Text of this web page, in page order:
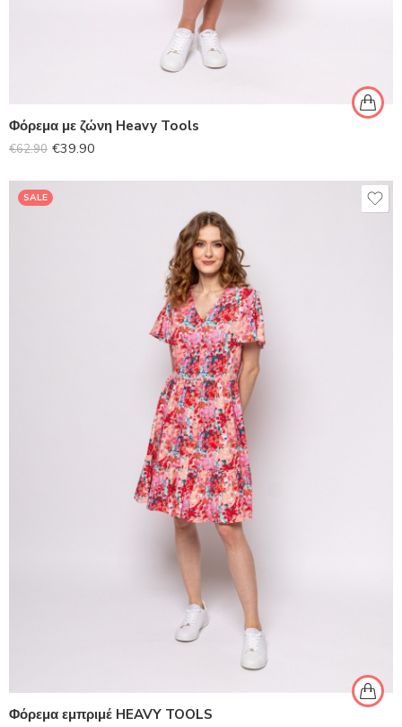
Φόρεμα με ζώνη Heavy Tools
€62.90 €39.90
SALE
Φόρεμα εμπριμέ HEAVY TOOLS